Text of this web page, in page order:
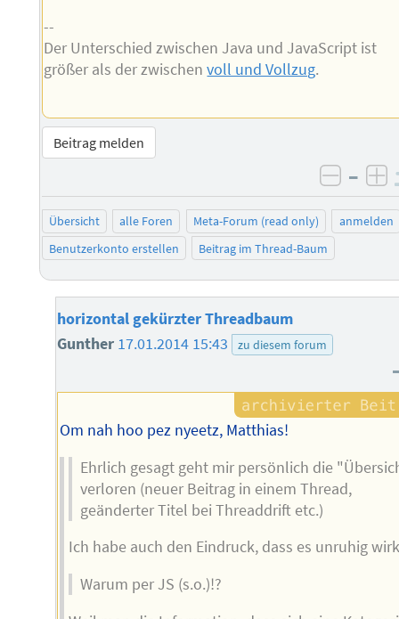
--
Der Unterschied zwischen Java und JavaScript ist
größer als der zwischenvoll und Vollzug.
Beitrag melden
–
Übersicht alle Foren Meta-Forum (read only)
anmelden
Benutzerkonto erstellen
Beitrag im Thread-Baum
horizontal gekürzter Threadbaum
Gunther 17.01.2014 15:43 zu diesem forum
Om nah hoo pez nyeetz, Matthias!
Ehrlich gesagt geht mir persönlich die
verloren (neuer Beitrag in einem Thread,
geänderter Titel bei Threaddrift etc.)
Ich habe auch den Eindruck, dass es unruhig
Warum per JS (s.o.)!?